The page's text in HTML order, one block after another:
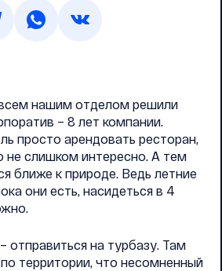
нашим отделом решили
– 8 лет компании.
просто арендовать ресторан,
не слишком интересно. А тем
ближе к природе. Ведь летние
они есть, насидеться в 4
отправиться на турбазу. Там
территории, что несомненный